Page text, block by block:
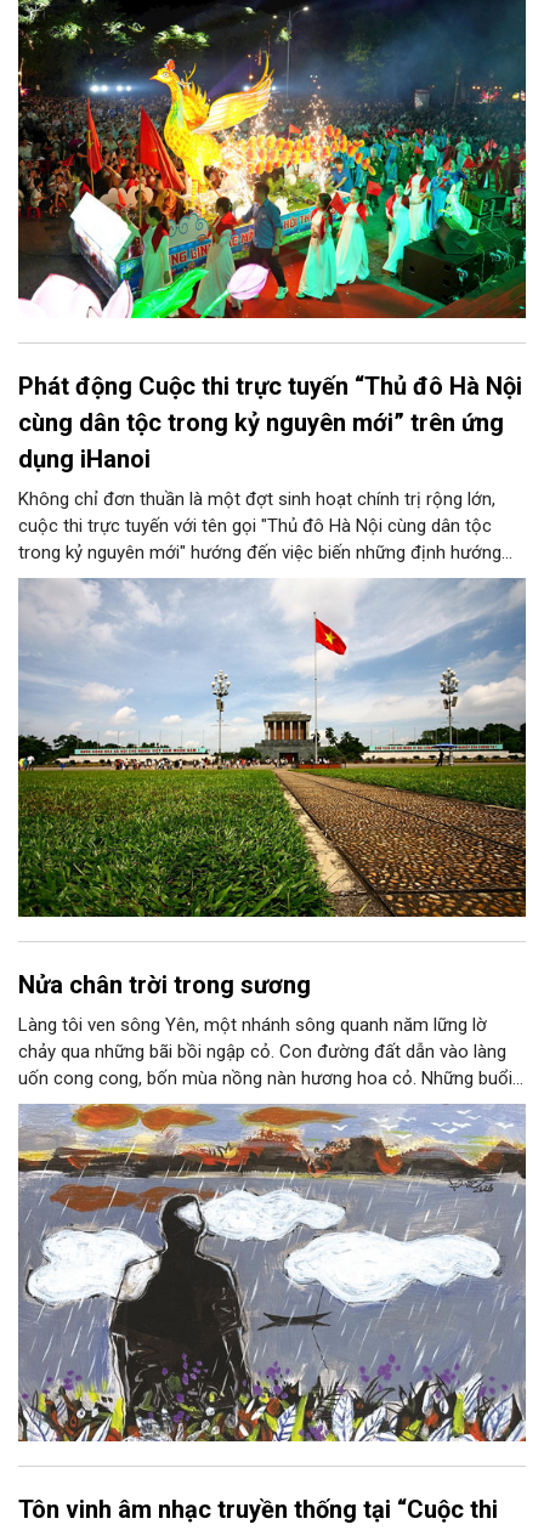
vị và 25 tổ dân phố khẩn trương triển khai, tạo khí thế sôi nổi,
sẵn sàng mang đến cho Nhân dân và du khách một mùa Trung
thu quy mô, đặc sắc và giàu bản sắc văn hóa xứ Đoài.
Phát động Cuộc thi trực tuyến “Thủ đô Hà Nội
cùng dân tộc trong kỷ nguyên mới” trên ứng
dụng iHanoi
Không chỉ đơn thuần là một đợt sinh hoạt chính trị rộng lớn,
cuộc thi trực tuyến với tên gọi "Thủ đô Hà Nội cùng dân tộc
trong kỷ nguyên mới" hướng đến việc biến những định hướng
chiến lược trong Nghị quyết số 02-NQ/TW của Bộ Chính trị
thành niềm tin, thành nhận thức chung của mỗi người dân.
Nửa chân trời trong sương
Làng tôi ven sông Yên, một nhánh sông quanh năm lững lờ
chảy qua những bãi bồi ngập cỏ. Con đường đất dẫn vào làng
uốn cong cong, bốn mùa nồng nàn hương hoa cỏ. Những buổi
hoàng hôn, khi nắng đã dịu xuống phía cuối sông, đám hoa tím
lại thẫm màu như có ai vừa rắc lên một lớp khói.
Tôn vinh âm nhạc truyền thống tại “Cuộc thi